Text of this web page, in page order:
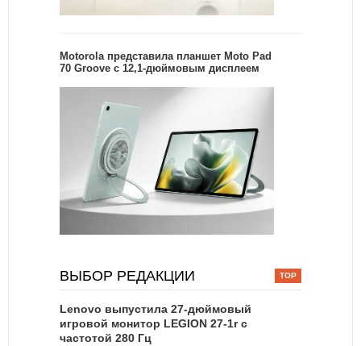
Motorola представила планшет Moto Pad
70 Groove с 12,1-дюймовым дисплеем
ВЫБОР РЕДАКЦИИ
Lenovo выпустила 27-дюймовый
игровой монитор LEGION 27-1r с
частотой 280 Гц